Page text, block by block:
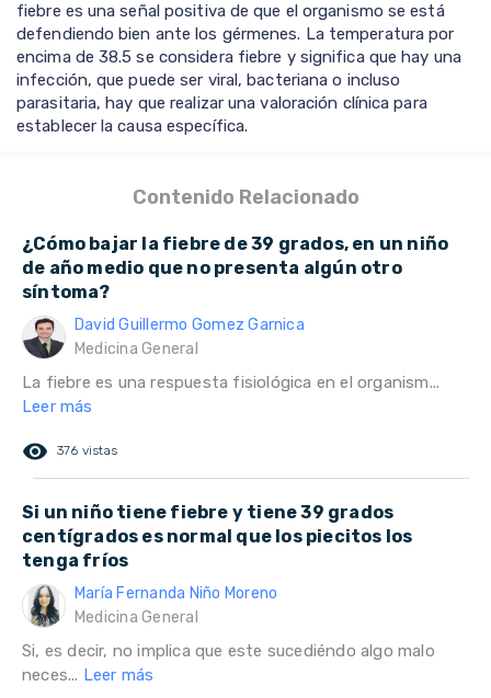
fiebre es una señal positiva de que el organismo se está
defendiendo bien ante los gérmenes. La temperatura por
encima de 38.5 se considera fiebre y significa que hay una
infección, que puede ser viral, bacteriana o incluso
parasitaria, hay que realizar una valoración clínica para
establecer la causa específica.
Contenido Relacionado
¿Cómo bajar la fiebre de 39 grados, en un niño
de año medio que no presenta algún otro
síntoma?
David Guillermo Gomez Garnica
Medicina General
La fiebre es una respuesta fisiológica en el organism...
Leer más
remove_red_eye 376 vistas
Si un niño tiene fiebre y tiene 39 grados
centígrados es normal que los piecitos los
tenga fríos
María Fernanda Niño Moreno
Medicina General
Si, es decir, no implica que este sucediéndo algo malo
neces... Leer más